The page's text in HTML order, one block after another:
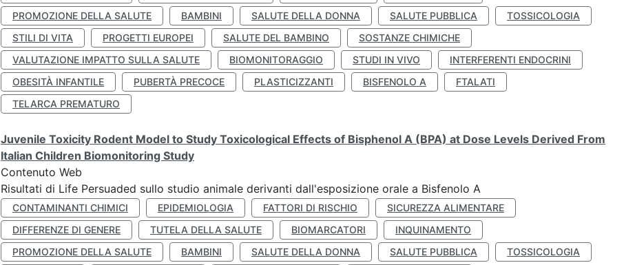
PROMOZIONE DELLA SALUTE
BAMBINI SALUTE DELLA DONNA SALUTE PUBBLICA
TOSSICOLOGIA
STILI DI VITA
PROGETTI EUROPEI SALUTE DEL BAMBINO
SOSTANZE CHIMICHE
VALUTAZIONE IMPATTO SULLA SALUTE
BIOMONITORAGGIO STUDI IN VIVO
INTERFERENTI ENDOCRINI
OBESITÀ INFANTILE
PUBERTÀ PRECOCE PLASTICIZZANTI BISFENOLO A
FTALATI
TELARCA PREMATURO
Juvenile Toxicity Rodent Model to Study Toxicological Effects of Bisphenol A (BPA) at Dose Levels Derived From
Italian Children Biomonitoring Study
Contenuto Web
Risultati di Life Persuaded sullo studio animale derivanti dall'esposizione orale a Bisfenolo A
CONTAMINANTI CHIMICI EPIDEMIOLOGIA FATTORI DI RISCHIO
SICUREZZA ALIMENTARE
DIFFERENZE DI GENERE
TUTELA DELLA SALUTE BIOMARCATORI
INQUINAMENTO
PROMOZIONE DELLA SALUTE
BAMBINI SALUTE DELLA DONNA SALUTE PUBBLICA
TOSSICOLOGIA